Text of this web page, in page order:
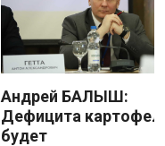
Андрей БАЛЫШ:
Дефицита
будет